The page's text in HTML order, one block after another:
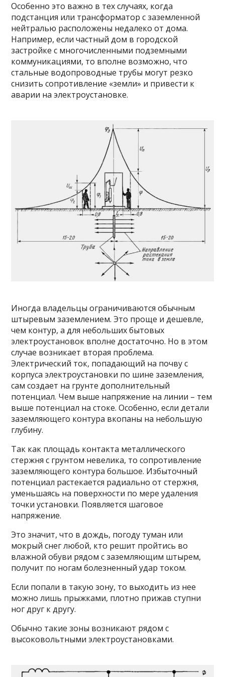
Особенно это важно в тех случаях, когда
подстанция или трансформатор с заземленной
нейтралью расположены недалеко от дома.
Например, если частный дом в городской
застройке с многочисленными подземными
коммуникациями, то вполне возможно, что
стальные водопроводные трубы могут резко
снизить сопротивление «земли» и привести к
аварии на электроустановке.
Иногда владельцы ограничиваются обычным
штыревым заземлением. Это проще и дешевле,
чем контур, а для небольших бытовых
электроустановок вполне достаточно. Но в этом
случае возникает вторая проблема.
Электрический ток, попадающий на почву с
корпуса электроустановки по шине заземления,
сам создает на грунте дополнительный
потенциал. Чем выше напряжение на линии – тем
выше потенциал на стоке. Особенно, если детали
заземляющего контура вкопаны на небольшую
глубину.
Так как площадь контакта металлического
стержня с грунтом невелика, то сопротивление
заземляющего контура большое. Избыточный
потенциал растекается радиально от стержня,
уменьшаясь на поверхности по мере удаления
точки установки. Появляется шаговое
напряжение.
Это значит, что в дождь, погоду туман или
мокрый снег любой, кто решит пройтись во
влажной обуви рядом с заземляющим штырем,
получит по ногам болезненный удар током.
Если попали в такую зону, то выходить из нее
можно лишь прыжками, плотно прижав ступни
ног друг к другу.
Обычно такие зоны возникают рядом с
высоковольтными электроустановками.